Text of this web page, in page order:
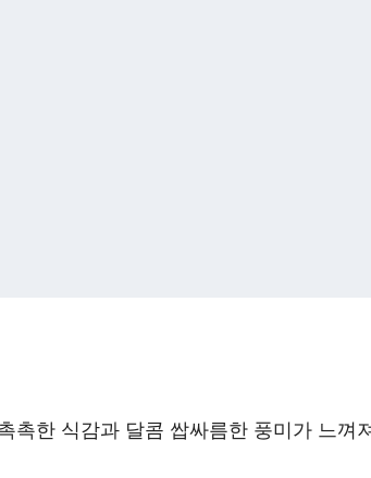
촉한 식감과 달콤 쌉싸름한 풍미가 느껴